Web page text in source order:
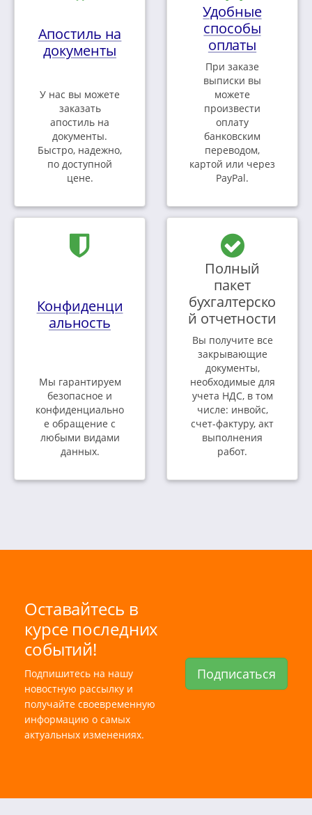
Апостиль на
документы
У нас вы можете
заказать
апостиль на
документы.
Быстро, надежно,
по доступной
цене.
Удобные
способы
оплаты
При заказе
выписки вы
можете
произвести
оплату
банковским
переводом,
картой или через
PayPal.
Конфиденци
альность
Мы гарантируем
безопасное и
конфиденциально
е обращение с
любыми видами
данных.
Полный
пакет
бухгалтерско
й отчетности
Вы получите все
закрывающие
документы,
необходимые для
учета НДС, в том
числе: инвойс,
счет-фактуру, акт
выполнения
работ.
Оставайтесь в
курсе последних
событий!
Подпишитесь на нашу
новостную рассылку и
получайте своевременную
информацию о самых
актуальных изменениях.
Подписаться